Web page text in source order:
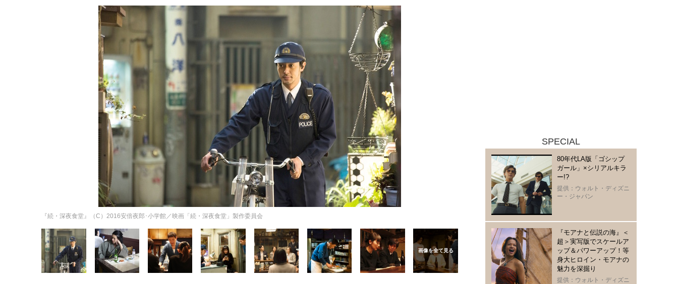
『続・深夜食堂』（C）2016安倍夜郎･小学館／映画「続・深夜食堂」製作委員会
SPECIAL
80年代LA版「ゴシップ
ガール」×シリアルキラ
ー!?
提供：ウォルト・ディズニ
ー・ジャパン
『モアナと伝説の海』＜
超＞実写版でスケールア
ップ＆パワーアップ！等
身大ヒロイン・モアナの
魅力を深掘り
提供：ウォルト・ディズニ